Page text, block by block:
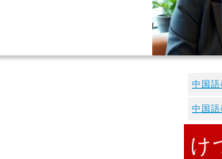
中国語
中国語
け